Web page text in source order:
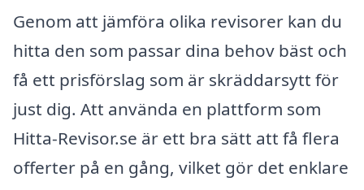
Genom att jämföra olika revisorer kan du
hitta den som passar dina behov bäst och
få ett prisförslag som är skräddarsytt för
just dig. Att använda en plattform som
Hitta-Revisor.se är ett bra sätt att få flera
offerter på en gång, vilket gör det enklare